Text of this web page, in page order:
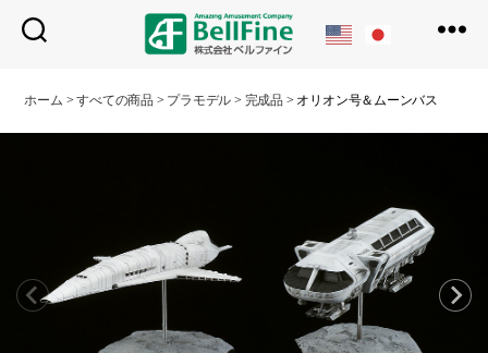
フ
イ
ホーム >すべての商品 > プラモデル > 完成品 > オリオン号＆ムーンバス